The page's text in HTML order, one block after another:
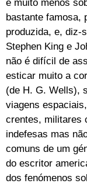
e muito menos
bastante famosa,
produzida, e, diz-
Stephen King e
não é difícil de
esticar muito a
(de H. G. Wells),
viagens
crentes, militares
indefesas mas
comuns de um
do escritor
dos fenómenos